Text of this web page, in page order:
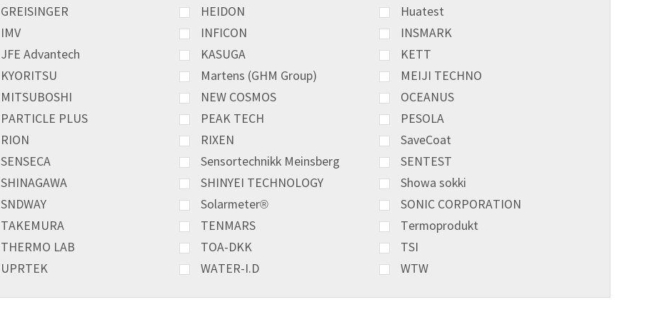
GREISINGER HEIDON
Huatest
IMV INFICON
INSMARK
JFE Advantech KASUGA
KETT
KYORITSU Martens (GHM Group)
MEIJI TECHNO
MITSUBOSHI NEW COSMOS
OCEANUS
PARTICLE PLUS PEAK TECH
PESOLA
RION RIXEN
SaveCoat
SENSECA Sensortechnikk Meinsberg
SENTEST
SHINAGAWA SHINYEI TECHNOLOGY
Showa sokki
SNDWAY Solarmeter®
SONIC CORPORATION
TAKEMURA TENMARS
Termoprodukt
THERMO LAB TOA-DKK
TSI
UPRTEK WATER-I.D WTW